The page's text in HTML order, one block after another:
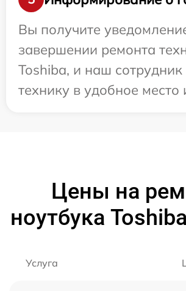
Вы получите
завершении ремонта
Toshiba, и наш сотрудник
технику в удобное место
Цены на
ноутбука
Услуга